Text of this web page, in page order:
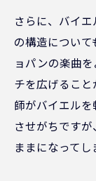
さらに、バイ
の構造につい
ョパンの楽曲
チを広げるこ
師がバイエル
させがちです
ままになってし